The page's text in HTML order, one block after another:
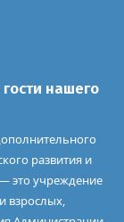
нашего
развития и
это учреждение
взрослых,